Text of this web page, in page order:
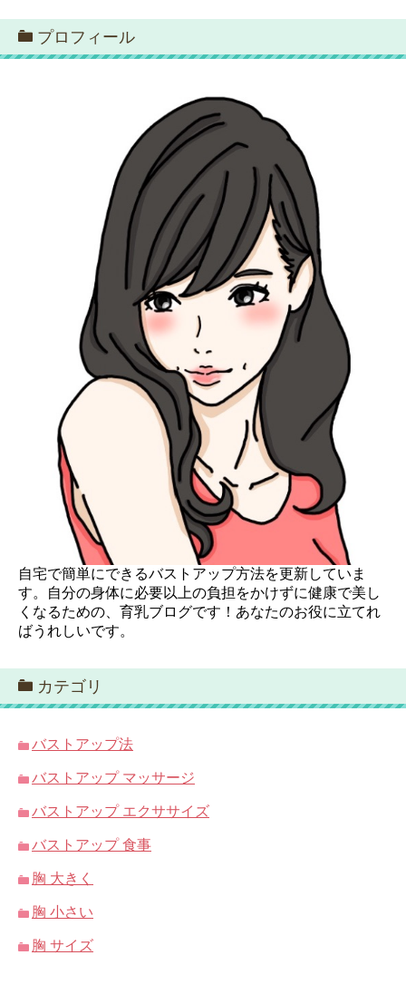
プロフィール
自宅で簡単にできるバストアップ方法を更新していま
す。自分の身体に必要以上の負担をかけずに健康で美し
くなるための、育乳ブログです！あなたのお役に立てれ
ばうれしいです。
カテゴリ
バストアップ法
バストアップ マッサージ
バストアップ エクササイズ
バストアップ 食事
胸 大きく
胸 小さい
胸 サイズ